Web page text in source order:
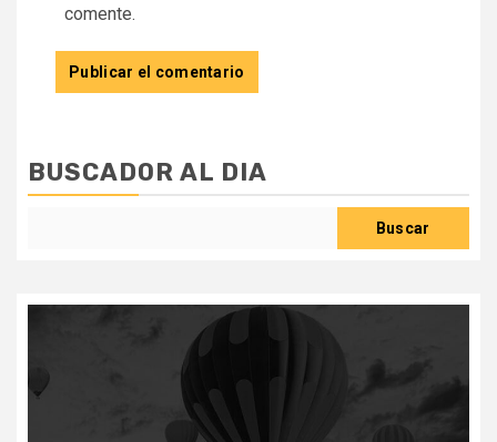
comente.
BUSCADOR AL DIA
Buscar